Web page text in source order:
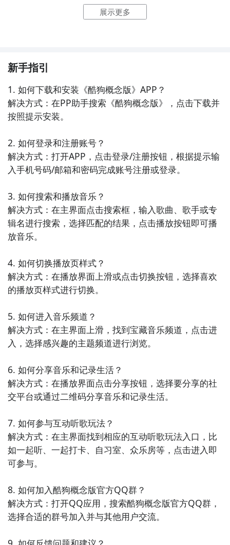
1. 《网易云音乐》- 网易云音乐是一款非常受欢迎的音
2. 《QQ音乐》- QQ音乐是一款腾讯推出的音乐播放应
在这里发现新歌、交流音乐心得，并与好友分享喜爱的
音乐。
放应用，它提供了全面的中文音乐资源和高品质的音乐
播放体验，让用户可以尽情享受中文音乐的魅力。
应用，它具有丰富的音乐资源和多样的音乐分类，用户
可以轻松找到自己喜欢的音乐，还可以通过会员服务享
受更多专属福利。
享应用，它提供了广泛的音频内容，包括音乐、有声
书、广播剧等，用户可以随时随地收听自己喜欢的内
容。
6. 《荔枝FM》- 荔枝FM是一款国内知名的音频分享应
用，它汇集了大量的有声书、广播剧、音乐等内容，用
户可以根据自己的兴趣选择收听，还可以参与互动讨
7. 《全民K歌》- 全民K歌是一款非常受欢迎的唱歌应
用，它提供了大量的K歌曲库和高品质的录音效果，用
华。
8. 《酷我K歌》- 酷我K歌是一款专注于K歌的应用，它
提供了丰富的K歌曲库和多样的录音效果，用户可以尽
动。
9. 《爱奇艺视频》- 爱奇艺视频是一款热门的在线视频
展示更多
新手指引
1. 如何下载和安装《酷狗概念版》APP？
解决方式：在PP助手搜索《酷狗概念版》，点击下载并
按照提示安装。
2. 如何登录和注册账号？
解决方式：打开APP，点击登录/注册按钮，根据提示输
入手机号码/邮箱和密码完成账号注册或登录。
3. 如何搜索和播放音乐？
解决方式：在主界面点击搜索框，输入歌曲、歌手或专
辑名进行搜索，选择匹配的结果，点击播放按钮即可播
放音乐。
4. 如何切换播放页样式？
解决方式：在播放界面上滑或点击切换按钮，选择喜欢
的播放页样式进行切换。
5. 如何进入音乐频道？
解决方式：在主界面上滑，找到宝藏音乐频道，点击进
入，选择感兴趣的主题频道进行浏览。
6. 如何分享音乐和记录生活？
解决方式：在播放界面点击分享按钮，选择要分享的社
交平台或通过二维码分享音乐和记录生活。
7. 如何参与互动听歌玩法？
解决方式：在主界面找到相应的互动听歌玩法入口，比
如一起听、一起打卡、自习室、众乐房等，点击进入即
可参与。
8. 如何加入酷狗概念版官方QQ群？
解决方式：打开QQ应用，搜索酷狗概念版官方QQ群，
选择合适的群号加入并与其他用户交流。